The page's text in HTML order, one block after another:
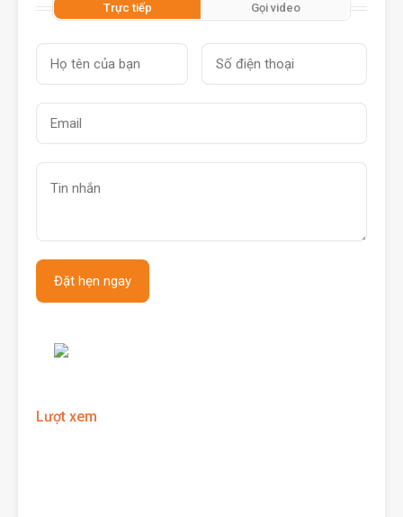
Trực tiếp Gọi video
Lượt xem